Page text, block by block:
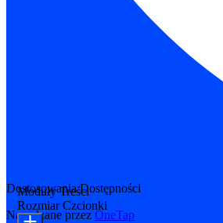
Dostosowania Dostępności
Napędzane przez OneTap
Moduły Treści
Rozmiar Czcionki